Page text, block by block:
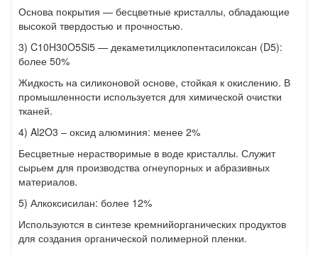
Основа покрытия — бесцветные кристаллы, обладающие
высокой твердостью и прочностью.
3) C10H30O5Si5 — декаметилциклопентасилоксан (D5):
более 50%
Жидкость на силиконовой основе, стойкая к окислению. В
промышленности используется для химической очистки
тканей.
4) Al2O3 – оксид алюминия: менее 2%
Бесцветные нерастворимые в воде кристаллы. Служит
сырьем для производства огнеупорных и абразивных
материалов.
5) Алкоксисилан: более 12%
Используются в синтезе кремнийорганических продуктов
для создания органической полимерной пленки.